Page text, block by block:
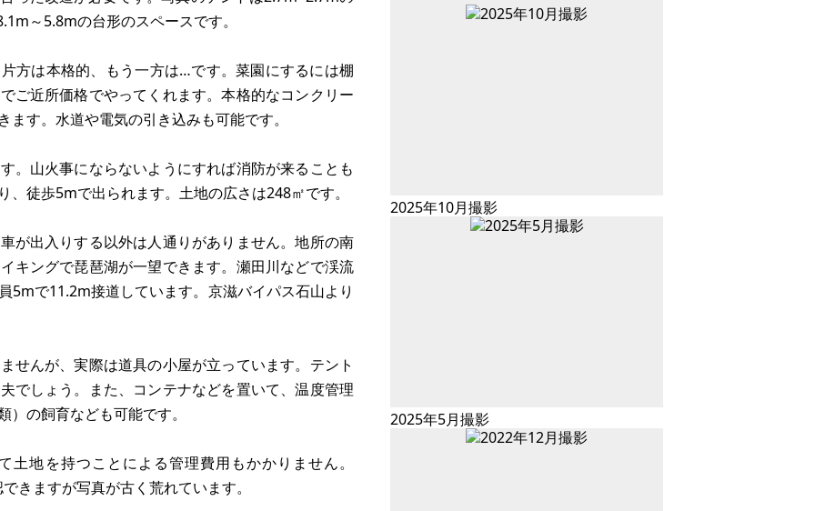
～5.8mの台形のスペースです。
方は本格的、もう一方は…です。菜園にするには棚
ご近所価格でやってくれます。本格的なコンクリー
す。水道や電気の引き込みも可能です。
。山火事にならないようにすれば消防が来ることも
徒歩5mで出られます。土地の広さは248㎡です。
が出入りする以外は人通りがありません。地所の南
キングで琵琶湖が一望できます。瀬田川などで渓流
5mで11.2m接道しています。京滋バイパス石山より
せんが、実際は道具の小屋が立っています。テント
でしょう。また、コンテナなどを置いて、温度管理
の飼育なども可能です。
地を持つことによる管理費用もかかりません。
きますが写真が古く荒れています。
2025年10月撮影
2025年5月撮影